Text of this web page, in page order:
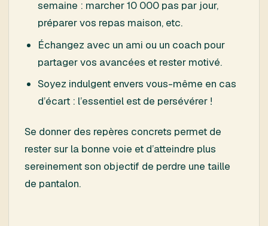
semaine : marcher 10 000 pas par jour,
préparer vos repas maison, etc.
Échangez avec un ami ou un coach pour
partager vos avancées et rester motivé.
Soyez indulgent envers vous-même en cas
d’écart : l’essentiel est de persévérer !
Se donner des repères concrets permet de
rester sur la bonne voie et d’atteindre plus
sereinement son objectif de perdre une taille
de pantalon.